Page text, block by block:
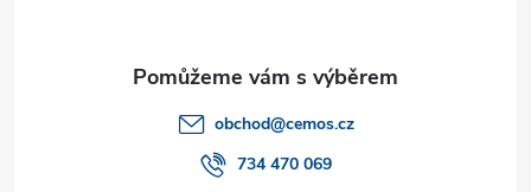
obchod@cemos.cz
734 470 069